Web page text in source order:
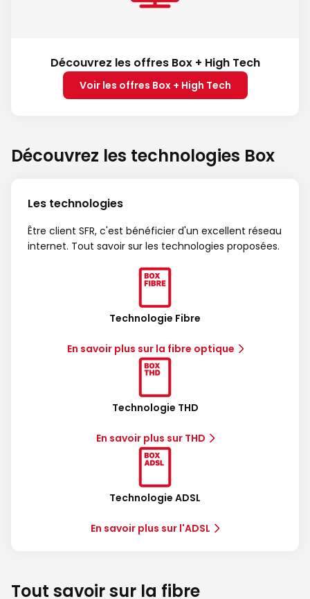
Découvrez les offres Box + High Tech
Voir les offres Box + High Tech
Découvrez les technologies Box
Les technologies
Être client SFR, c'est bénéficier d'un excellent réseau
internet. Tout savoir sur les technologies proposées.
Technologie Fibre
En savoir plus sur la fibre optique
Technologie THD
En savoir plus sur THD
Technologie ADSL
En savoir plus sur l'ADSL
Tout savoir sur la fibre